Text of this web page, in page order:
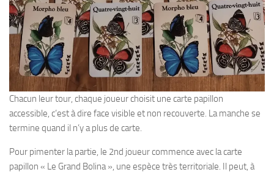
Chacun leur tour, chaque joueur choisit une carte papillon
accessible, c’est à dire face visible et non recouverte. La manche se
termine quand il n’y a plus de carte.
Pour pimenter la partie, le 2nd joueur commence avec la carte
papillon « Le Grand Bolina », une espèce très territoriale. Il peut, à